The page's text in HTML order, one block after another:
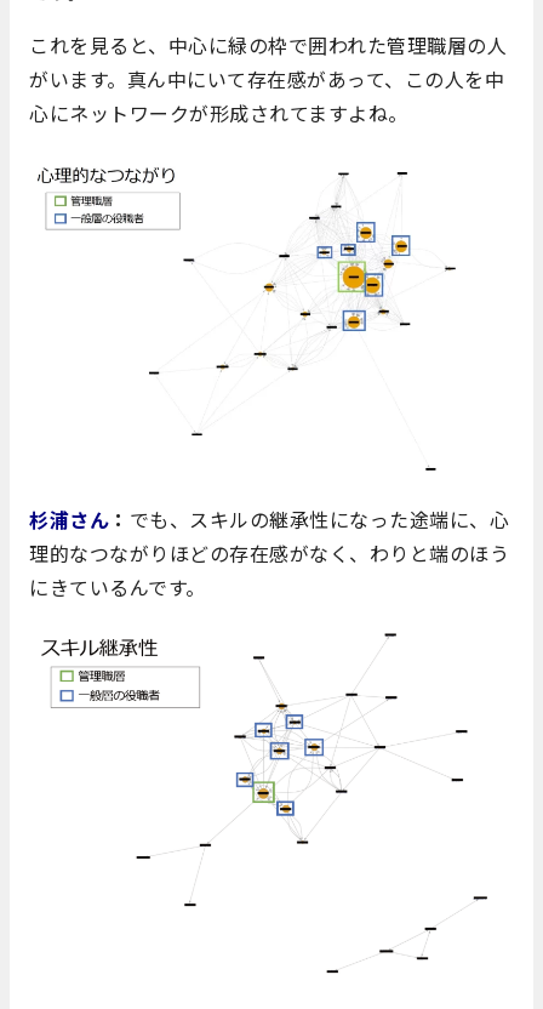
これを見ると、中心に緑の枠で囲われた管理職層の人
がいます。真ん中にいて存在感があって、この人を中
心にネットワークが形成されてますよね。
杉浦さん ： でも、スキルの継承性になった途端に、心
理的なつながりほどの存在感がなく、わりと端のほう
にきているんです。